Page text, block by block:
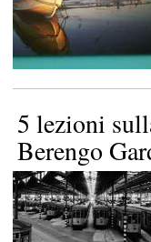
5 lezioni
Berengo